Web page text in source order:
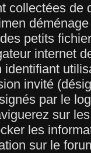
collectées de
petits
internet
identifiant
invité
par le
sur
les
sur le